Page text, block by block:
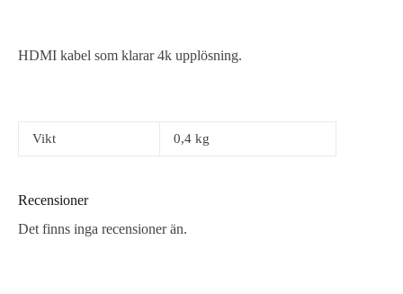
HDMI kabel som klarar 4k upplösning.
Vikt 0,4 kg
Recensioner
Det finns inga recensioner än.